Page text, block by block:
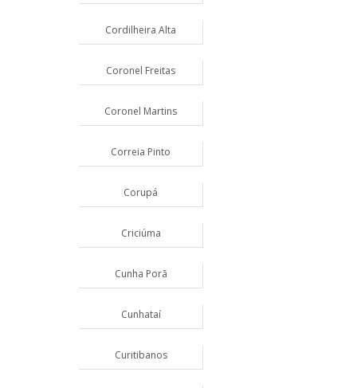
Cordilheira Alta
Coronel Freitas
Coronel Martins
Correia Pinto
Corupá
Criciúma
Cunha Porã
Cunhataí
Curitibanos